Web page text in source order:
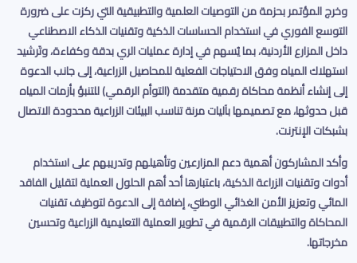
وخرج المؤتمر بحزمة من التوصيات العلمية والتطبيقية التي ركزت على ضرورة
التوسع الفوري في استخدام الحساسات الذكية وتقنيات الذكاء الاصطناعي
داخل المزارع الأردنية، بما يُسهم في إدارة عمليات الري بدقة وكفاءة، وتَرشيد
استهلاك المياه وفق الاحتياجات الفعلية للمحاصيل الزراعية، إلى جانب الدعوة
إلى إنشاء أنظمة محاكاة رقمية متقدمة (التوأم الرقمي) للتنبؤ بأزمات المياه
قبل حدوثها، مع تصميمها بآليات مرنة تناسب البيئات الزراعية محدودة الاتصال
بشبكات الإنترنت.
وأكد المشاركون أهمية دعم المزارعين وتأهيلهم وتدريبهم على استخدام
أدوات وتقنيات الزراعة الذكية، باعتبارها أحد أهم الحلول العملية لتقليل الفاقد
المائي وتعزيز الأمن الغذائي الوطني، إضافة إلى الدعوة لتوظيف تقنيات
المحاكاة والتطبيقات الرقمية في تطوير العملية التعليمية الزراعية وتحسين
مخرجاتها.